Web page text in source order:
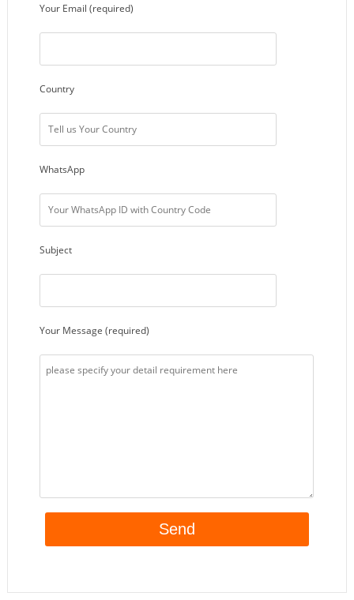
Your Email (required)
Country
WhatsApp
Subject
Your Message (required)